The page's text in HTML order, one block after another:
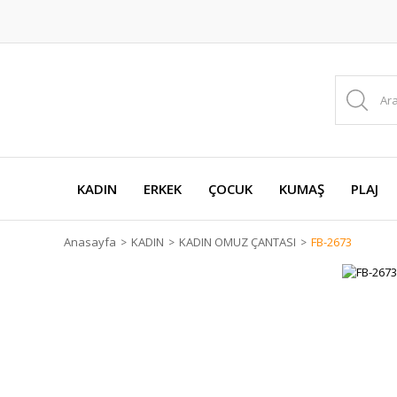
KADIN ERKEK ÇOCUK KUMAŞ PLAJ
Anasayfa KADIN KADIN OMUZ ÇANTASI FB-2673